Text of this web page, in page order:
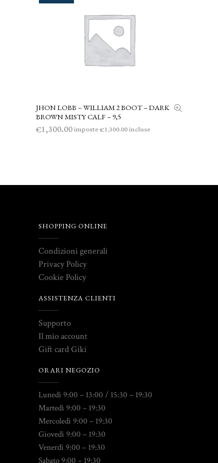
LEGGI TUTTO
JHON LOBB – WILLIAM 2 BOOT – DARK
BROWN MISTY CALF – 9,5
€1,300.00imposte€1,300.00incluse
SHOPPING ONLINE
Condizioni generali
Privacy Policy
Cookie Policy
ASSISTENZA CLIENTI
Supporto
Il mio account
Gift card Giki
ORARI NEGOZIO
Lunedì 9:00 – 13:00 / 15:30 – 19:30
Martedì 9:00 – 19:30
Mercoledì 9:00 – 19:30
Giovedì 9:00 – 19:30
Venerdì 9:00 – 19:30
Sabato 9:00 – 19:30